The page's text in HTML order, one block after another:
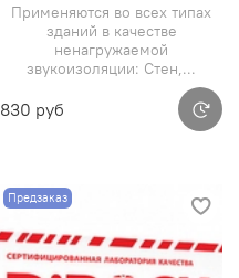
Применяются во всех типах
зданий в качестве
ненагружаемой
звукоизоляции: Стен,...
830 руб
Предзаказ